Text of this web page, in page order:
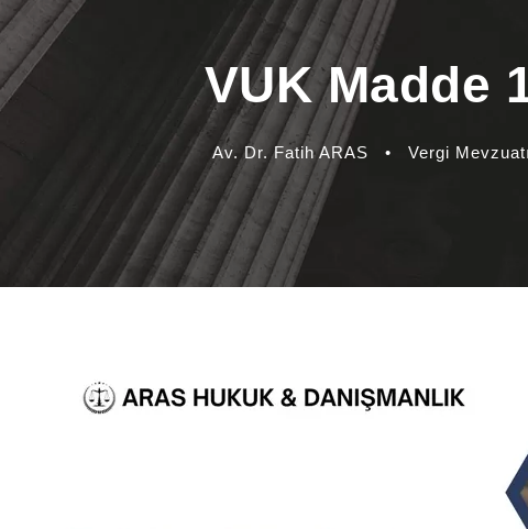
VUK Madde
Av. Dr. Fatih ARAS • Vergi Mevzuatı